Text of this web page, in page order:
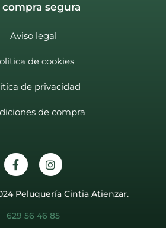
compra segura
Aviso legal
de cookies
de privacidad
de compra
Peluquería Cintia Atienzar.
629 56 46 85